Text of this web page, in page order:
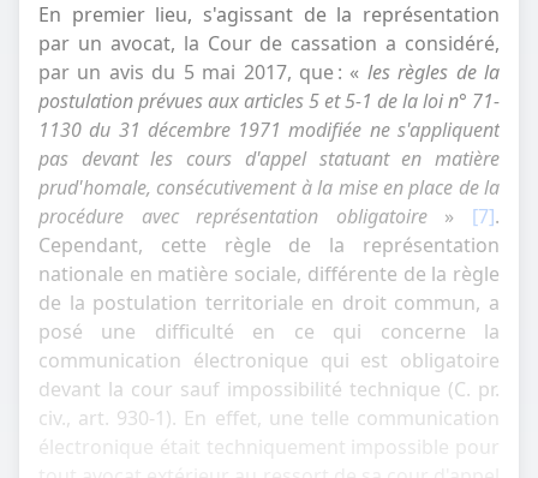
En premier lieu, s'agissant de la représentation
par un avocat, la Cour de cassation a considéré,
par un avis du 5 mai 2017, que : « les règles de la
postulation prévues aux articles 5 et 5-1 de la loi n° 71-
1130 du 31 décembre 1971 modifiée ne s'appliquent
pas devant les cours d'appel statuant en matière
prud'homale, consécutivement à la mise en place de la
procédure avec représentation obligatoire» [7].
Cependant, cette règle de la représentation
nationale en matière sociale, différente de la règle
de la postulation territoriale en droit commun, a
posé une difficulté en ce qui concerne la
communication électronique qui est obligatoire
devant la cour sauf impossibilité technique (C. pr.
civ., art. 930-1). En effet, une telle communication
électronique était techniquement impossible pour